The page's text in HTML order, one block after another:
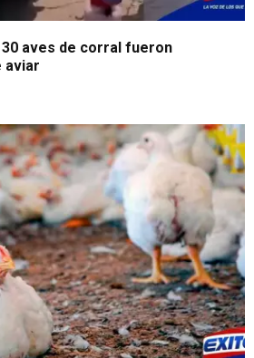
aves de corral fueron
aviar